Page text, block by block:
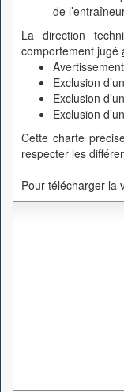
de
La direction
comportement jugé
Exclusion
Exclusion
Exclusion
Cette charte
respecter les
Pour télécharger la